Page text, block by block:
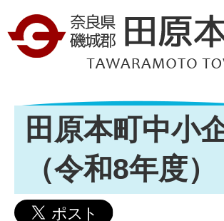
田原本町中小
（令和8年度）